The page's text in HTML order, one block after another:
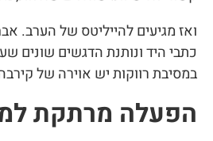
ואז מגיעים להייליטס של הערב.
כתבי היד ונותנת הדגשים
במסיבת רווקות יש אוירה של
הפעלה מרתקת